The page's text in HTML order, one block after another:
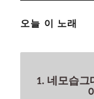
오늘 이 노래
1. 네모습그